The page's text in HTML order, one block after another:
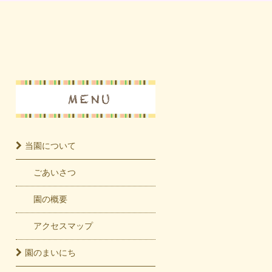
当園について
ごあいさつ
園の概要
アクセスマップ
園のまいにち